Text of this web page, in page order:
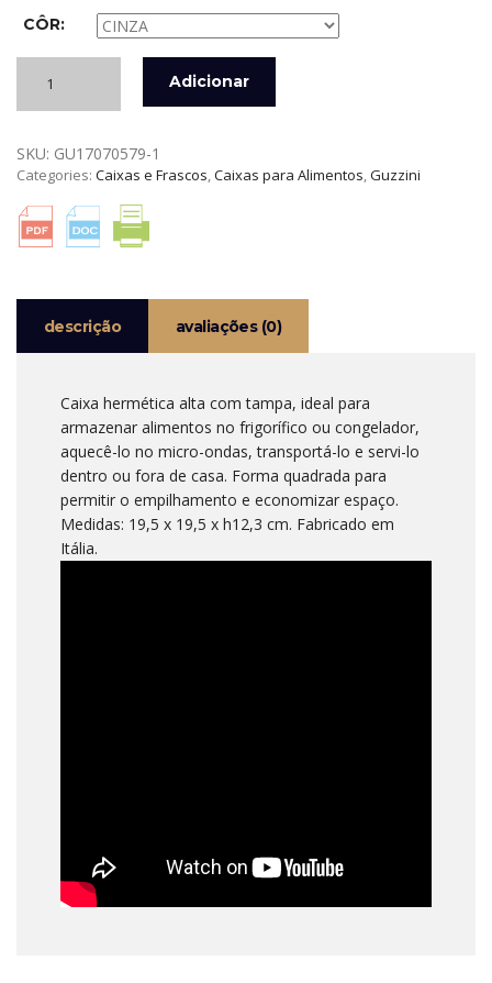
CÔR:
CAIXA
ALTA
2800
STORE&MORE
GUZZINI
Adicionar
SKU: GU17070579-1
Categories: Caixas e Frascos,Caixas para Alimentos,Guzzini
descrição avaliações (0)
Caixa hermética alta com tampa, ideal para
armazenar alimentos no frigorífico ou congelador,
aquecê-lo no micro-ondas, transportá-lo e servi-lo
dentro ou fora de casa. Forma quadrada para
permitir o empilhamento e economizar espaço.
Medidas: 19,5 x 19,5 x h12,3 cm. Fabricado em
Itália.